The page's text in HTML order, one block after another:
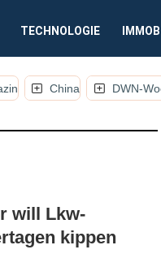
TECHNOLOGIE
China DWN-
will Lkw-
kippen